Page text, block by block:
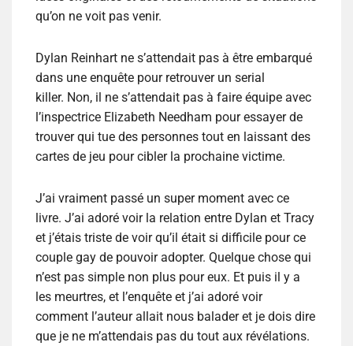
qu’on ne voit pas venir.
Dylan Reinhart ne s’attendait pas à être embarqué
dans une enquête pour retrouver un serial
killer. Non, il ne s’attendait pas à faire équipe avec
l’inspectrice Elizabeth Needham pour essayer de
trouver qui tue des personnes tout en laissant des
cartes de jeu pour cibler la prochaine victime.
J’ai vraiment passé un super moment avec ce
livre. J’ai adoré voir la relation entre Dylan et Tracy
et j’étais triste de voir qu’il était si difficile pour ce
couple gay de pouvoir adopter. Quelque chose qui
n’est pas simple non plus pour eux. Et puis il y a
les meurtres, et l’enquête et j’ai adoré voir
comment l’auteur allait nous balader et je dois dire
que je ne m’attendais pas du tout aux révélations.